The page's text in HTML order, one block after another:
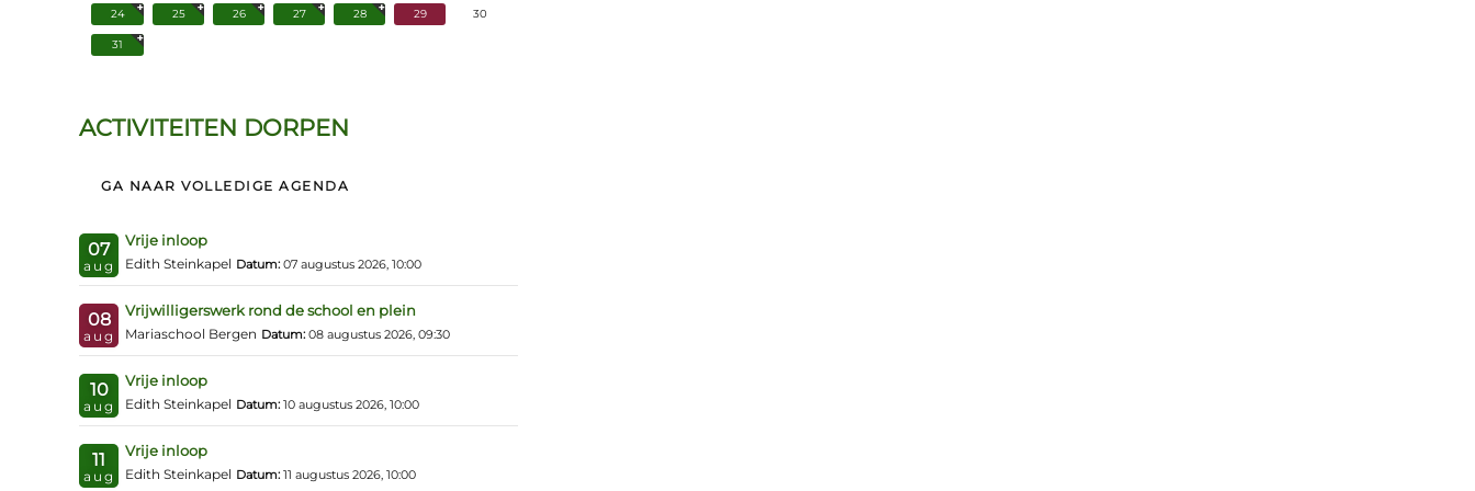
24 25 26 27 28 29 30
31
ACTIVITEITEN DORPEN
GA NAAR VOLLEDIGE AGENDA
07
aug
Vrije inloop
Edith Steinkapel Datum: 07 augustus 2026, 10:00
08
aug
Vrijwilligerswerk rond de school en plein
Mariaschool Bergen Datum: 08 augustus 2026, 09:30
10
aug
Vrije inloop
Edith Steinkapel Datum: 10 augustus 2026, 10:00
11
aug
Vrije inloop
Edith Steinkapel Datum: 11 augustus 2026, 10:00